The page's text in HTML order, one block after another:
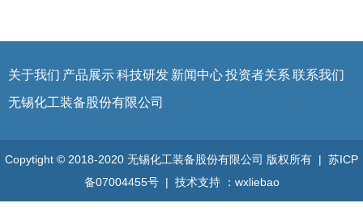
关于我们 产品展示科技研发 新闻中心投资者关系 联系我们
无锡化工装备股份有限公司
Copytight © 2018-2020 无锡化工装备股份有限公司 版权所有 | 苏ICP
备07004455号| 技术支持 ： wxliebao